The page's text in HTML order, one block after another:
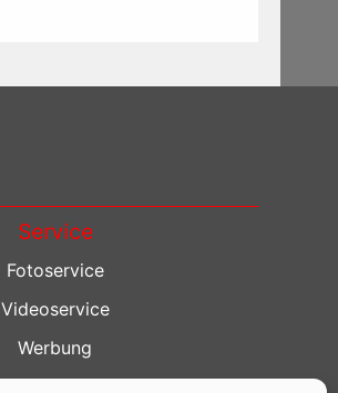
Service
Fotoservice
Videoservice
Werbung